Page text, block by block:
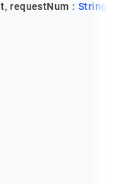
requestNum :
String